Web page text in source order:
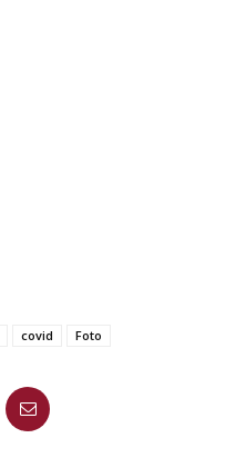
covid
Foto